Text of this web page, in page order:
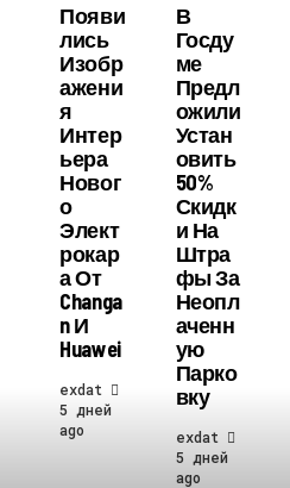
Появи
Лись
Изобр
Ажени
Я
Интер
Ьера
Новог
О
Элект
Рокар
А От
Changa
N И
Huawei
exdat
5 дней
ago
В
Госду
Ме
Предл
Ожили
Устан
Овить
50%
Скидк
И На
Штра
Фы За
Неопл
Аченн
Ую
Парко
Вку
exdat
5 дней
ago